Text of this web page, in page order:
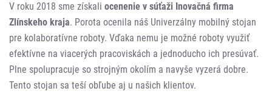
V roku 2018 sme získali ocenenie v súťaži Inovačná firma
Zlínskeho kraja. Porota ocenila náš Univerzálny mobilný stojan
pre kolaboratívne roboty. Vďaka nemu je možné roboty využiť
efektívne na viacerých pracoviskách a jednoducho ich presúvať.
Plne spolupracuje so strojným okolím a navyše vyzerá dobre.
Tento stojan sa teší obľube aj u našich klientov.